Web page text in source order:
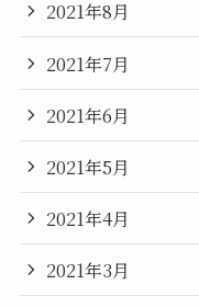
2021年8月
2021年7月
2021年6月
2021年5月
2021年4月
2021年3月